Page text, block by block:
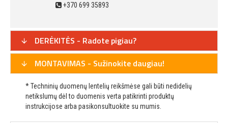
+370 699 35893
DERĖKITĖS - Radote pigiau?
MONTAVIMAS - Sužinokite daugiau!
* Techninių duomenų lentelių reikšmėse gali būti nedidelių
netikslumų dėl to duomenis verta patikrinti produktų
instrukcijose arba pasikonsultuokite su mumis.